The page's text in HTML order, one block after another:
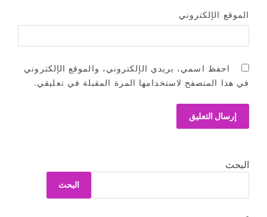
الموقع الإلكتروني
احفظ اسمي، بريدي الإلكتروني، والموقع الإلكتروني
في هذا المتصفح لاستخدامها المرة المقبلة في تعليقي.
البحث
البحث